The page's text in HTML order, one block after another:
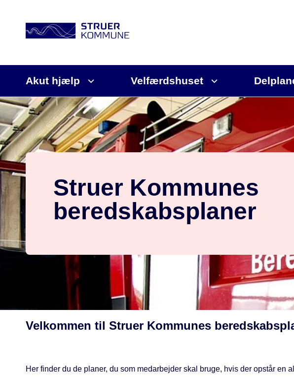
Akut hjælp Velfærdshuset
Struer Kommunes
beredskabsplaner
Velkommen til Struer Kommunes
Her finder du de planer, du som medarbejder skal bruge, hvis der opstår en